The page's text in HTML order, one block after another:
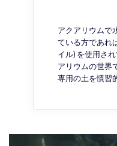
アクアリウムで
ている方であれ
イル) を使用さ
アリウムの世界
専用の土を慣習